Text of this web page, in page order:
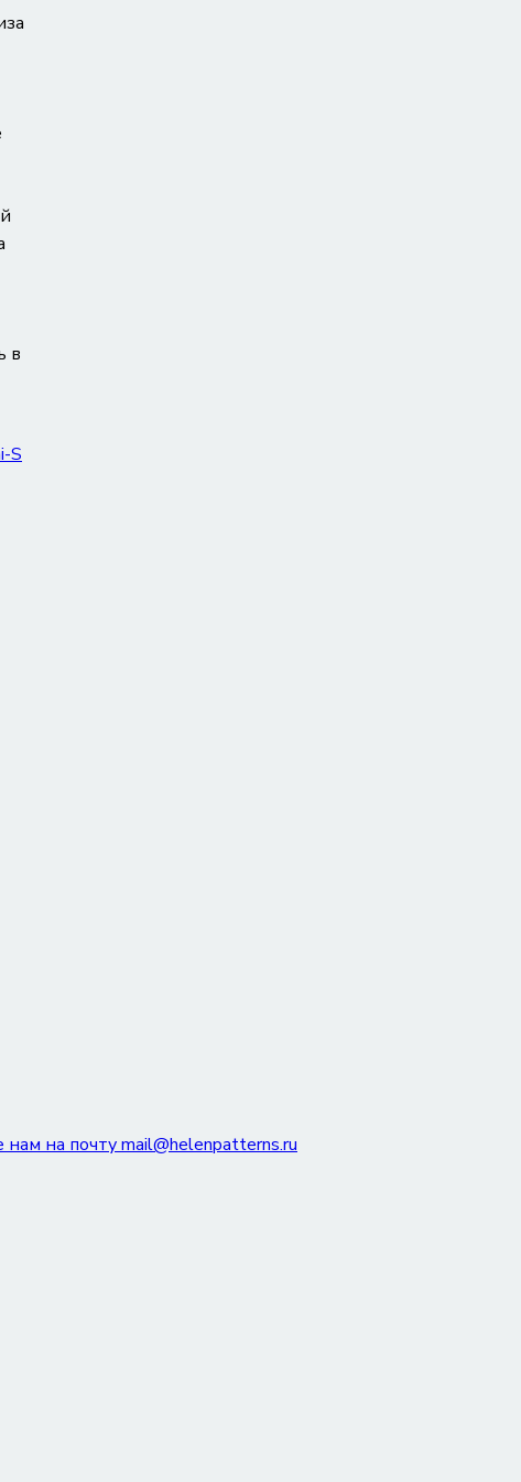
в
S
на почту mail@helenpatterns.ru